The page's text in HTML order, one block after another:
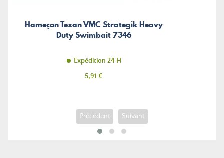
Hameçon Texan VMC Strategik Heavy
Duty Swimbait 7346
Expédition 24 H
Prix
5,91 €
Précédent Suivant